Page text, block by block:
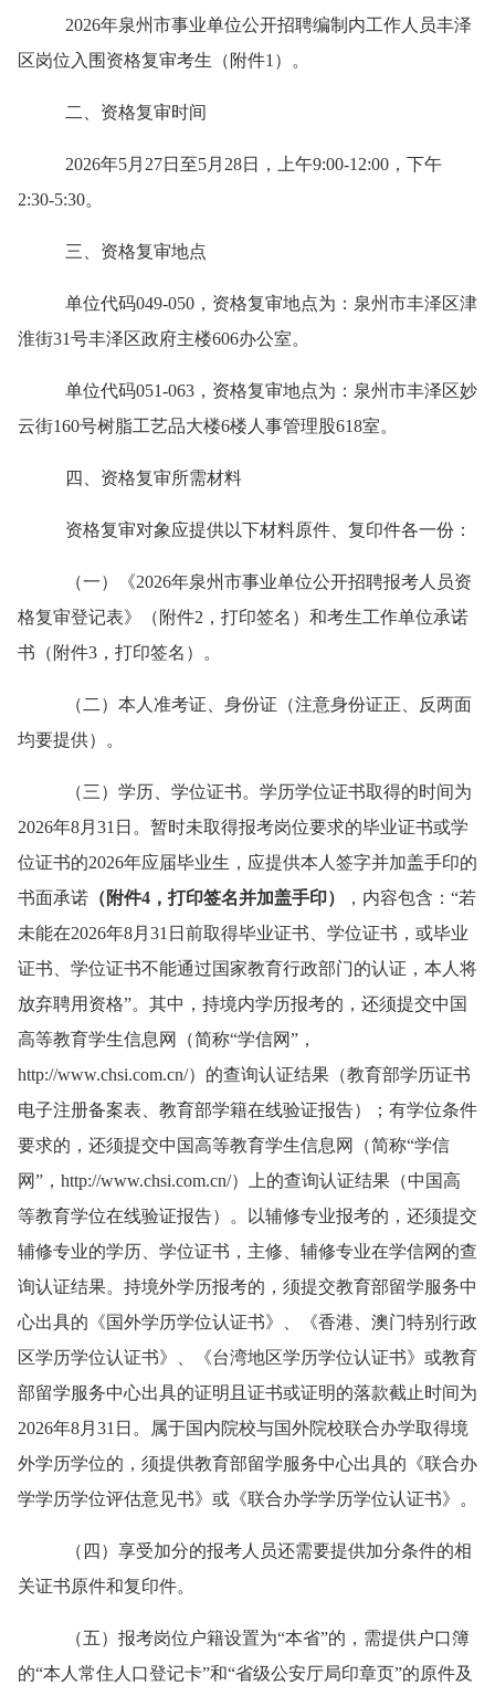
2026年泉州市事业单位公开招聘编制内工作人员丰泽
区岗位入围资格复审考生（附件1）。
二、资格复审时间
2026年5月 27日至5月 28日，上午9:00-12:00，下午
2:30-5:30。
三、资格复审地点
单位代码049-050，资格复审地点为：泉州市丰泽区津
淮街31号丰泽区政府主楼606办公室。
单位代码051-063，资格复审地点为： 泉州市丰泽区妙
云街160号树脂工艺品大楼6楼 人事管理股618室。
四、资格复审所需材料
资格复审对象应提供以下材料原件、复印件各一份：
（一）《2026年泉州市事业单位公开招聘报考人员资
格复审登记表》（附件2，打印签名） 和考生工作单位承诺
书（附件3，打印签名 ） 。
（二）本人准考证、身份证（注意身份证正、反两面
均要提供）。
（三）学历、学位证书。学历学位证书取得的时间为
2026年8月31日。暂时未取得报考岗位要求的毕业证书或学
位证书的2026年应届毕业生，应提供本人签字并加盖手印的
书面承诺 （附件4 ，打印签名并加盖手印） ，内容包含： “若
未能在2026年8月31日前取得毕业证书、学位证书，或毕业
证书、学位证书不能通过国家教育行政部门的认证，本人将
放弃聘用资格”。其中，持境内学历报考的， 还须提交中国
高等教育学生信息网（简称“学信网”，
http://www.chsi.com.cn/）的查询认证结果（教育部学历证书
电子注册备案表、教育部学籍在线验证报告）；有学位条件
要求的， 还须提交中国高等教育学生信息网（简称“学信
网”，http://www.chsi.com.cn/）上的查询认证结果（中国高
等教育学位在线验证报告）。以辅修专业报考的，还须提交
辅修专业的学历、学位证书，主修、辅修专业在学信网的查
询认证结果。持境外学历报考的，须提交教育部留学服务中
心出具的《国外学历学位认证书》、《香港、澳门特别行政
区学历学位认证书》、《台湾地区学历学位认证书》或教育
部留学服务中心出具的证明且证书或证明的落款截止时间为
2026年8月31日。属于国内院校与国外院校联合办学取得境
外学历学位的，须提供教育部留学服务中心出具的《联合办
学学历学位评估意见书》或《联合办学学历学位认证书》。
（ 四 ）享受加分的报考人员还需要提供加分条件的相
关证书原件和复印件。
（五）报考岗位户籍设置为“本省”的，需提供户口簿
的“本人常住人口登记卡”和“省级公安厅局印章页”的原件及